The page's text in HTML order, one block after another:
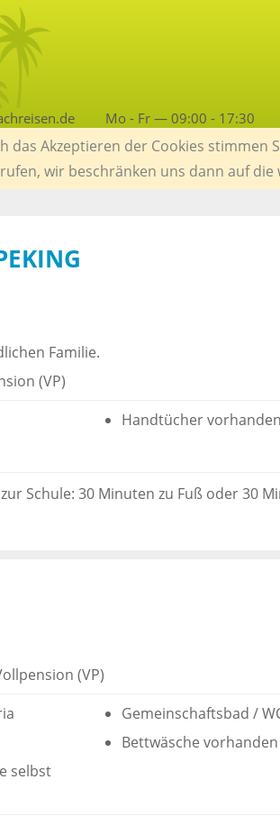
Mo - Fr — 09:00 - 17:30
Akzeptieren der Cookies
wir beschränken uns dann auf die
Familie.
(VP)
Handtücher vorhanden
Schule: 30 Minuten zu Fuß oder 30
(VP)
Gemeinschaftsbad /
Bettwäsche vorhanden
selbst